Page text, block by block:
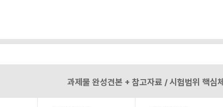
과제물 완성견본 + 참고자료 / 시험범위 핵심